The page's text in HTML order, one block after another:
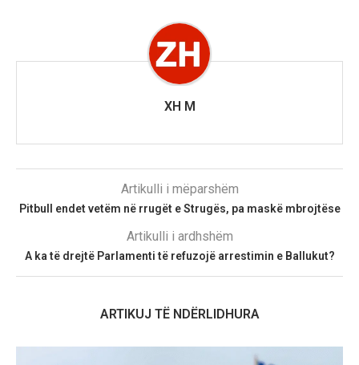
XH M
Artikulli i mëparshëm
Pitbull endet vetëm në rrugët e Strugës, pa maskë mbrojtëse
Artikulli i ardhshëm
A ka të drejtë Parlamenti të refuzojë arrestimin e Ballukut?
ARTIKUJ TË NDËRLIDHURA